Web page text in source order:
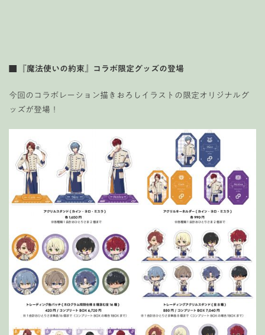
■ 『魔法使いの約束』コラボ限定グッズの登場
今回のコラボレーション描きおろしイラストの限定オリジナルグ
ッズが登場！